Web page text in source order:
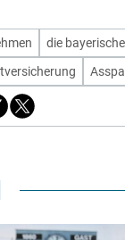
die bayerische